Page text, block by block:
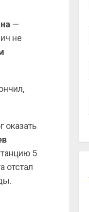
—
не
оказать
5
отстал